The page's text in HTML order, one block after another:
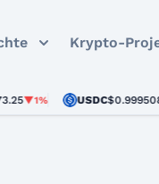
Krypto-
USDC$0.999508▲0%